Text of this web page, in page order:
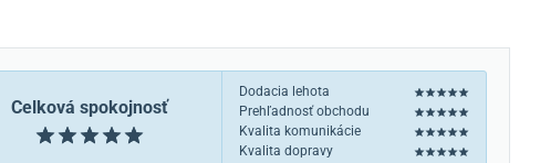
Celková spokojnosť
Dodacia lehota
Prehľadnosť obchodu
Kvalita komunikácie
Kvalita dopravy